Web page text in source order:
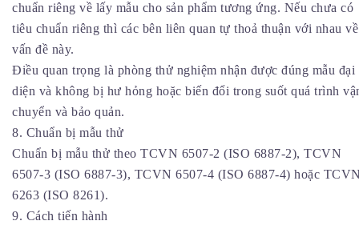
chuẩn riêng về lấy mẫu cho sản phẩm tương ứng. Nếu chưa có
tiêu chuẩn riêng thì các bên liên quan tự thoả thuận với nhau về
vấn đề này.
Điều quan trọng là phòng thử nghiệm nhận được đúng mẫu đại
diện và không bị hư hỏng hoặc biến đổi trong suốt quá trình
chuyển và bảo quản.
8. Chuẩn bị mẫu thử
Chuẩn bị mẫu thử theo TCVN 6507-2 (ISO 6887-2), TCVN
6507-3 (ISO 6887-3), TCVN 6507-4 (ISO 6887-4) hoặc
6263 (ISO 8261).
9. Cách tiến hành